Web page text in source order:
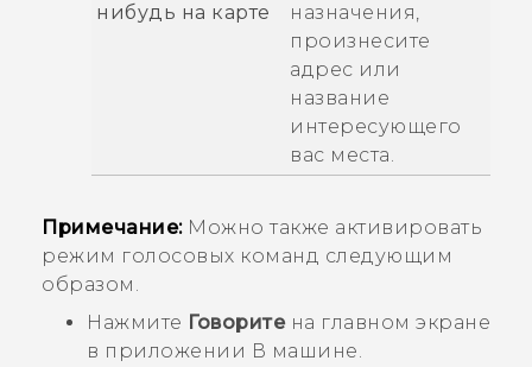
нибудь на карте
назначения,
произнесите
адрес или
название
интересующего
вас места.
Примечание:Можно также активировать
режим голосовых команд следующим
образом.
Нажмите Говоритена главном экране
в приложении В машине.